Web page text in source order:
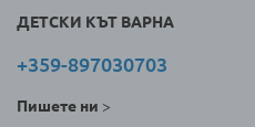
ДЕТСКИ КЪТ ВАРНА
+359-897030703
Пишете ни >